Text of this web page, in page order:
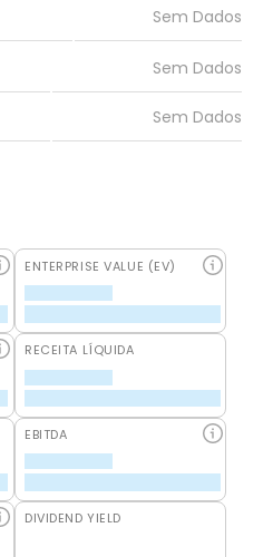
ENTERPRISE VALUE (EV)
RECEITA LÍQUIDA
EBITDA
DIVIDEND YIELD